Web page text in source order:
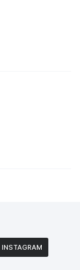
INSTAGRAM